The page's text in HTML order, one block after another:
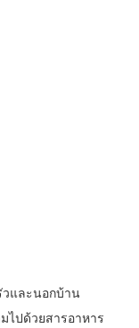
วและนอกบ้าน
ไปด้วยสารอาหาร